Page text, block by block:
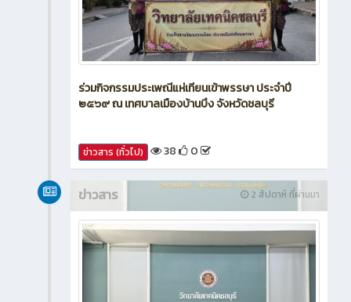
ร่วมกิจกรรมประเพณีแห่เทียนเข้าพรรษา ประจำปี
๒๕๖๙ ณ เทศบาลเมืองบ้านบึง จังหวัดชลบุรี
ข่าวสาร (ทั่วไป) 38 0
2 สัปดาห์ ที่ผ่านมา
ข่าวสาร